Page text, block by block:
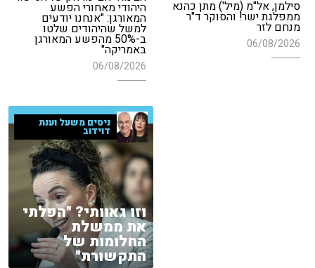
סילמן, אל"מ (מיל') מתן כהנא
ממפלגת ישר! והסוקר ד"ר
מנחם לזר
06/08/2026
היהודי מאחורי הפשע
המאורגן: "אנחנו יודעים
למשל שהיהודים שלטו
ב-50% מהפשע המאורגן
באמריקה"
06/08/2026
ניסים משעל וענת
דוידוב
וזו גאוותי? "הפלתי
את ממשלת
החלומות של
התקשורת"